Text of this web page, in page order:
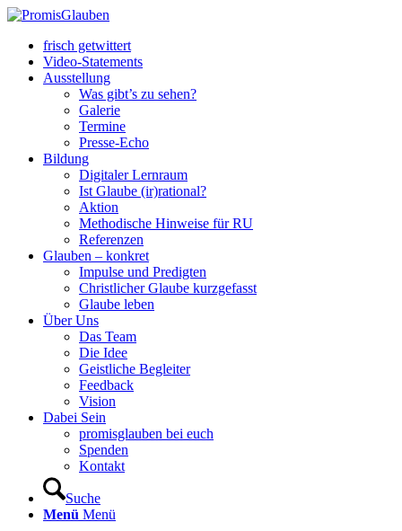
frisch getwittert
Video-Statements
Ausstellung
Was gibt’s zu sehen?
Galerie
Termine
Presse-Echo
Bildung
Digitaler Lernraum
Ist Glaube (ir)rational?
Aktion
Methodische Hinweise für RU
Referenzen
Glauben – konkret
Impulse und Predigten
Christlicher Glaube kurzgefasst
Glaube leben
Über Uns
Das Team
Die Idee
Geistliche Begleiter
Feedback
Vision
Dabei Sein
promisglauben bei euch
Spenden
Kontakt
Suche
Menü Menü